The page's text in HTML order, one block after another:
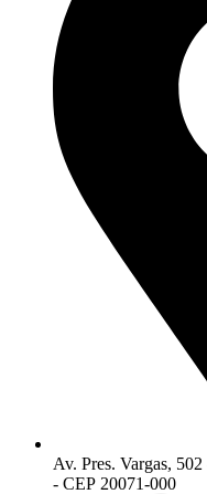
Av. Pres. Vargas,
- CEP 20071-000